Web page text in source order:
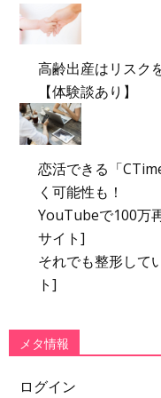
高齢出産はリスク
【体験談あり】
恋活できる「
く可能性も！
YouTubeで100万
サイト]
それでも整形して
ト]
メタ情報
ログイン